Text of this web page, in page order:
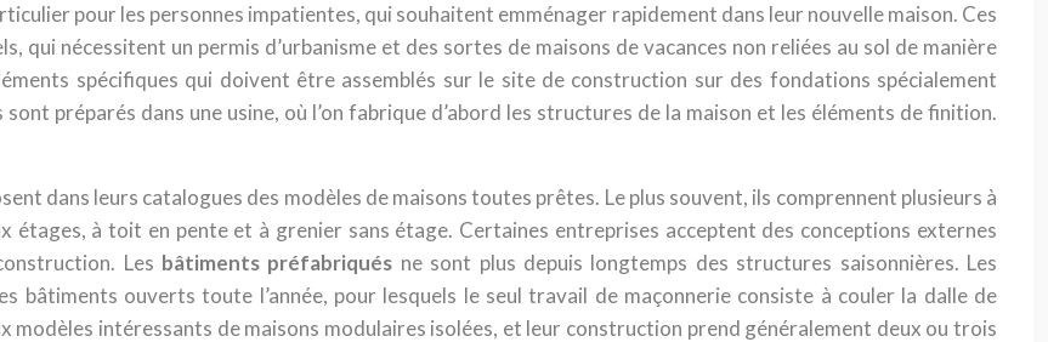
pour les personnes impatientes, qui souhaitent emménager rapidement dans leur nouvelle maison. Ces
qui nécessitent un permis d’urbanisme et des sortes de maisons de vacances non reliées au sol de manière
spécifiques qui doivent être assemblés sur le site de construction sur des fondations spécialement
préparés dans une usine, où l’on fabrique d’abord les structures de la maison et les éléments de finition.
dans leurs catalogues des modèles de maisons toutes prêtes. Le plus souvent, ils comprennent plusieurs à
étages, à toit en pente et à grenier sans étage. Certaines entreprises acceptent des conceptions externes
Les bâtiments préfabriqués ne sont plus depuis longtemps des structures saisonnières. Les
ouverts toute l’année, pour lesquels le seul travail de maçonnerie consiste à couler la dalle de
modèles intéressants de maisons modulaires isolées, et leur construction prend généralement deux ou trois